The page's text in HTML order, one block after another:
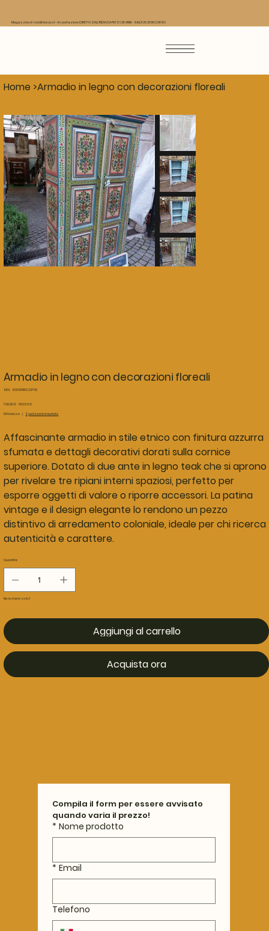
Home >Armadio in legno con decorazioni floreali
Armadio in legno con decorazioni floreali
SKU: SKU
22766
83X35X152 22766
Prezzo
originale
790,00 € Prezzo
scontato
592,50 €
IVA inclusa Spedizioni immediate
Affascinante armadio in stile etnico con finitura azzurra
sfumata e dettagli decorativi dorati sulla cornice
superiore. Dotato di due ante in legno teak che si aprono
per rivelare tre ripiani interni spaziosi, perfetto per
esporre oggetti di valore o riporre accessori. La patina
vintage e il design elegante lo rendono un pezzo
distintivo di arredamento coloniale, ideale per chi ricerca
autenticità e carattere.
Quantità
Ne restano solo: 1
Aggiungi al carrello
Acquista ora
Compila il form per essere avvisato
quando varia il prezzo!
* Nome prodotto
* Email
Telefono
Magazzino di mobili low cost - Importazione DIRETTA DALL'INDIA DA PIU' DI 25 ANNI - SALDI 2026 IN CORSO